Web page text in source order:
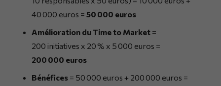
40 000 euros = 50 000 euros
Amélioration du Time to Market =
200 initiatives x 20 % x 5 000 euros =
200 000 euros
Bénéfices = 50 000 euros + 200 000 euros =